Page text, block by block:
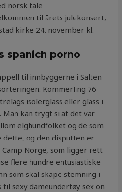
norsk tale
til årets julekonsert,
kirke 24. november kl.
spanich porno
til innbyggerne i Salten
Kömmerling 76
isolerglass eller glass i
kan trygt si at det var
elghundfolket og de som
dette, og den disputten er
Norge, som ligger rett
flere hundre entusiastiske
som skal skape stemning i
til sexy dameundertøy sex on